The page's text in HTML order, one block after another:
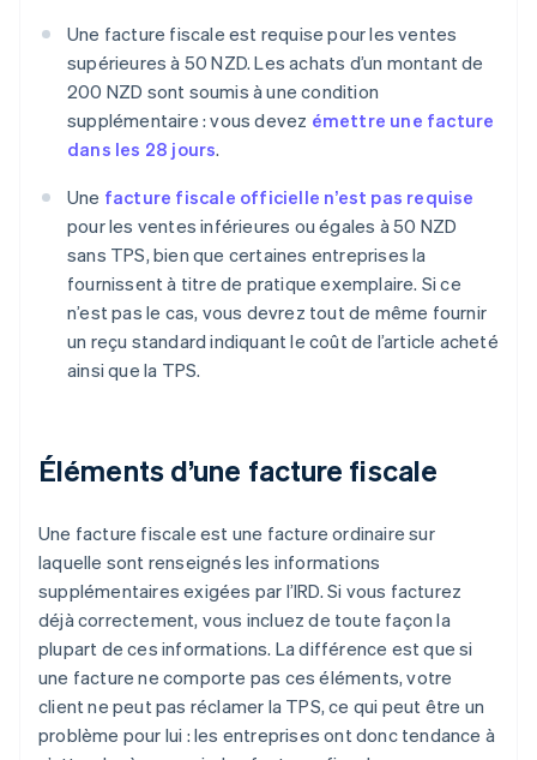
Une facture fiscale est requise pour les ventes
supérieures à 50 NZD. Les achats d’un montant de
200 NZD sont soumis à une condition
supplémentaire : vous devez émettre une facture
dans les 28 jours.
Une facture fiscale officielle n’est pas requise
pour les ventes inférieures ou égales à 50 NZD
sans TPS, bien que certaines entreprises la
fournissent à titre de pratique exemplaire. Si ce
n’est pas le cas, vous devrez tout de même fournir
un reçu standard indiquant le coût de l’article acheté
ainsi que la TPS.
Éléments d’une facture fiscale
Une facture fiscale est une facture ordinaire sur
laquelle sont renseignés les informations
supplémentaires exigées par l’IRD. Si vous facturez
déjà correctement, vous incluez de toute façon la
plupart de ces informations. La différence est que si
une facture ne comporte pas ces éléments, votre
client ne peut pas réclamer la TPS, ce qui peut être un
problème pour lui : les entreprises ont donc tendance à